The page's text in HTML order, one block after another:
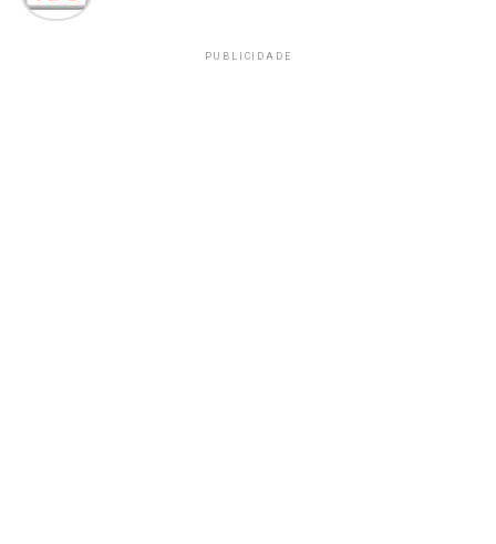
PUBLICIDADE